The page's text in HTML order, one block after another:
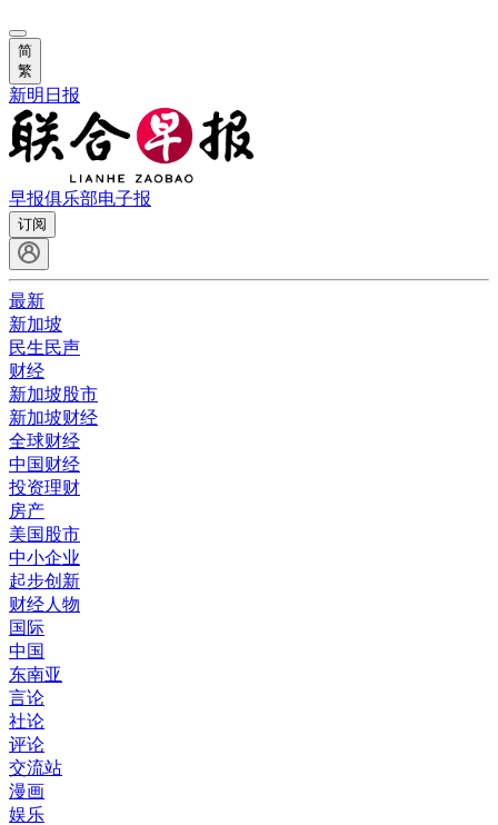
简
繁
新明日报
早报俱乐部电子报
订阅
最新
新加坡
民生民声
财经
新加坡股市
新加坡财经
全球财经
中国财经
投资理财
房产
美国股市
中小企业
起步创新
财经人物
国际
中国
东南亚
言论
社论
评论
交流站
漫画
娱乐